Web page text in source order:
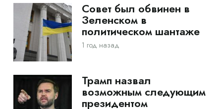
Совет был обвинен в
Зеленском в
политическом шантаже
1 год назад
Трамп назвал
возможным следующим
президентом